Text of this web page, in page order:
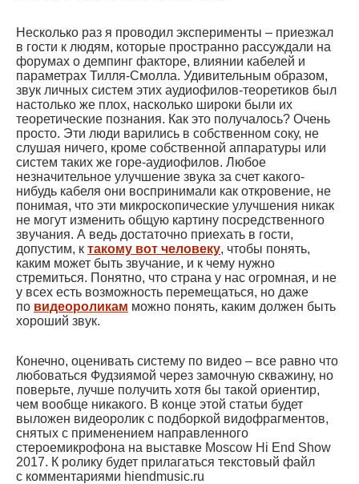
Несколько раз я проводил эксперименты – приезжал
в гости к людям, которые пространно рассуждали на
форумах о демпинг факторе, влиянии кабелей и
параметрах Тилля-Смолла. Удивительным образом,
звук личных систем этих аудиофилов-теоретиков был
настолько же плох, насколько широки были их
теоретические познания. Как это получалось? Очень
просто. Эти люди варились в собственном соку, не
слушая ничего, кроме собственной аппаратуры или
систем таких же горе-аудиофилов. Любое
незначительное улучшение звука за счет какого-
нибудь кабеля они воспринимали как откровение, не
понимая, что эти микроскопические улучшения никак
не могут изменить общую картину посредственного
звучания. А ведь достаточно приехать в гости,
допустим, к такому вот человеку, чтобы понять,
каким может быть звучание, и к чему нужно
стремиться. Понятно, что страна у нас огромная, и не
у всех есть возможность перемещаться, но даже
по видеороликам можно понять, каким должен быть
хороший звук.
Конечно, оценивать систему по видео – все равно что
любоваться Фудзиямой через замочную скважину, но
поверьте, лучше получить хотя бы такой ориентир,
чем вообще никакого. В конце этой статьи будет
выложен видеоролик с подборкой видофрагментов,
снятых с применением направленного
стероемикрофона на выставке Moscow Hi End Show
2017. К ролику будет прилагаться текстовый файл
с комментариями hiendmusic.ru